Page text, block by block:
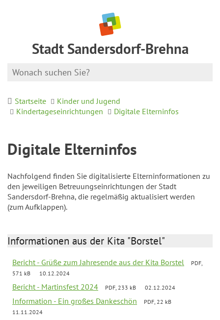
Stadt Sandersdorf-Brehna
Startseite
Kinder und Jugend
Kindertageseinrichtungen
Digitale Elterninfos
Digitale Elterninfos
Nachfolgend finden Sie digitalisierte Elterninformationen zu
den jeweiligen Betreuungseinrichtungen der Stadt
Sandersdorf-Brehna, die regelmäßig aktualisiert werden
(zum Aufklappen).
Informationen aus der Kita "Borstel"
Bericht - Grüße zum Jahresende aus der Kita Borstel
PDF,
571 kB
10.12.2024
Bericht - Martinsfest 2024 PDF, 233 kB 02.12.2024
Information - Ein großes Dankeschön
PDF, 22 kB
11.11.2024